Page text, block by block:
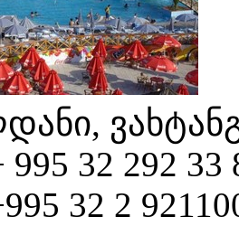
ვახტანგ
995 32 292 33
32 2